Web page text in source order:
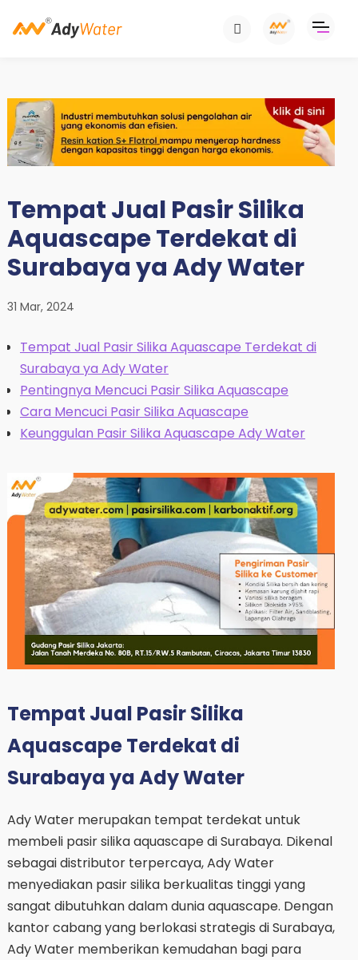
Tempat Jual Pasir Silika
Aquascape Terdekat di
Surabaya ya Ady Water
31 Mar, 2024
Tempat Jual Pasir Silika Aquascape Terdekat di
Surabaya ya Ady Water
Pentingnya Mencuci Pasir Silika Aquascape
Cara Mencuci Pasir Silika Aquascape
Keunggulan Pasir Silika Aquascape Ady Water
Tempat Jual Pasir Silika
Aquascape Terdekat di
Surabaya ya Ady Water
Ady Water merupakan tempat terdekat untuk
membeli pasir silika aquascape di Surabaya. Dikenal
sebagai distributor terpercaya, Ady Water
menyediakan pasir silika berkualitas tinggi yang
sangat dibutuhkan dalam dunia aquascape. Dengan
kantor cabang yang berlokasi strategis di Surabaya,
Ady Water memberikan kemudahan bagi para